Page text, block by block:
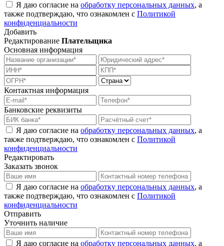
Я даю согласие на обработку персональных данных, а
также подтверждаю, что ознакомлен с Политикой
конфиденциальности
Добавить
Редактирование Плательщика
Основная информация
Контактная информация
Банковские реквизиты
Я даю согласие на обработку персональных данных, а
также подтверждаю, что ознакомлен с Политикой
конфиденциальности
Редактировать
Заказать звонок
Я даю согласие на обработку персональных данных, а
также подтверждаю, что ознакомлен с Политикой
конфиденциальности
Отправить
Уточнить наличие
Я даю согласие на обработку персональных данных, а